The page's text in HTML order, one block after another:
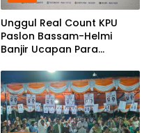
Unggul Real Count KPU
Paslon Bassam-Helmi
Banjir Ucapan Para
Sel.